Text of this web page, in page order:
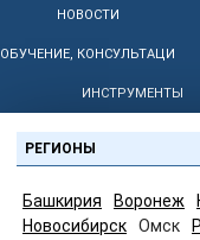
НОВОСТИ
ОБУЧЕНИЕ, КОНСУЛЬТАЦИИ
ИНСТРУМЕНТЫ
РЕГИОНЫ
Башкирия Воронеж
Новосибирск
Омск